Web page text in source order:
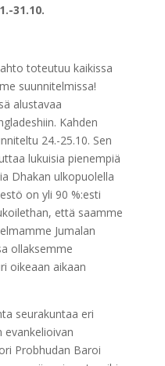
31.10.
toteutuu kaikissa
suunnitelmissa!
alustavaa
Kahden
24.-25.10. Sen
lukuisia pienempiä
Dhakan ulkopuolella
on yli 90 %:esti
että saamme
Jumalan
ollaksemme
oikeaan aikaan
seurakuntaa eri
Probhudan Baroi